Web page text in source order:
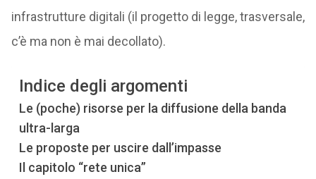
infrastrutture digitali (il progetto di legge, trasversale,
c’è ma non è mai decollato).
Indice degli argomenti
Le (poche) risorse per la diffusione della banda
ultra-larga
Le proposte per uscire dall’impasse
Il capitolo “rete unica”